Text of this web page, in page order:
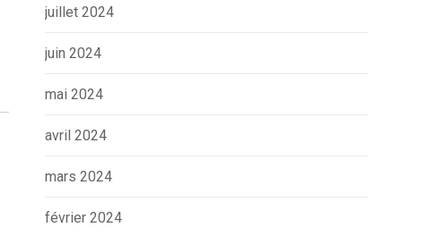
juillet 2024
juin 2024
mai 2024
avril 2024
mars 2024
février 2024